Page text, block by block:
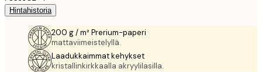
Hintahistoria
200 g / m² Prerium-paperi
mattaviimeistelyllä.
Laadukkaimmat kehykset
kristallinkirkkaalla akryylilasilla.